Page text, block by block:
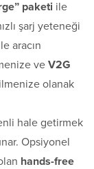
paketi ile
şarj yeteneği
aracın
ve V2G
olanak
hale getirmek
Opsiyonel
hands-free